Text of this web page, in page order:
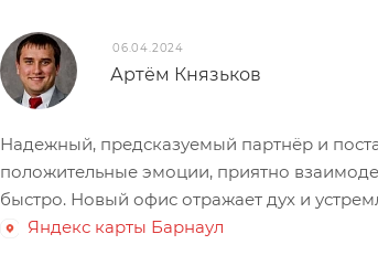
06.04.2024
Артём Князьков
Надежный, предсказуемый партнёр и
положительные эмоции, приятно
быстро. Новый офис отражает дух и
Яндекс карты Барнаул